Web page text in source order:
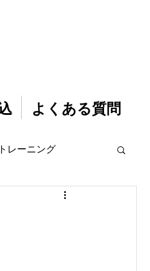
よくある質問
レーニング